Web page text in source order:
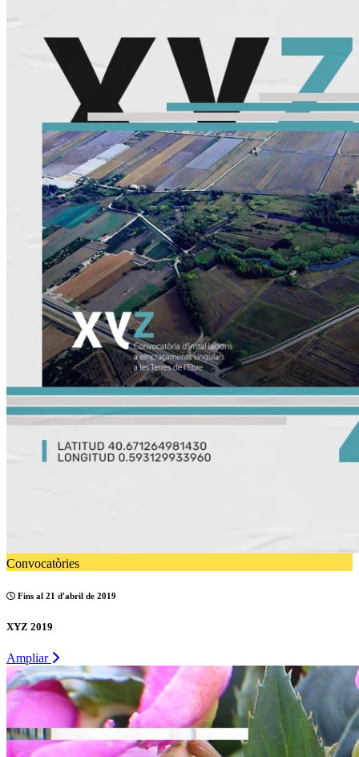
Convocatòries
Fins al 21 d'abril de 2019
XYZ 2019
Ampliar